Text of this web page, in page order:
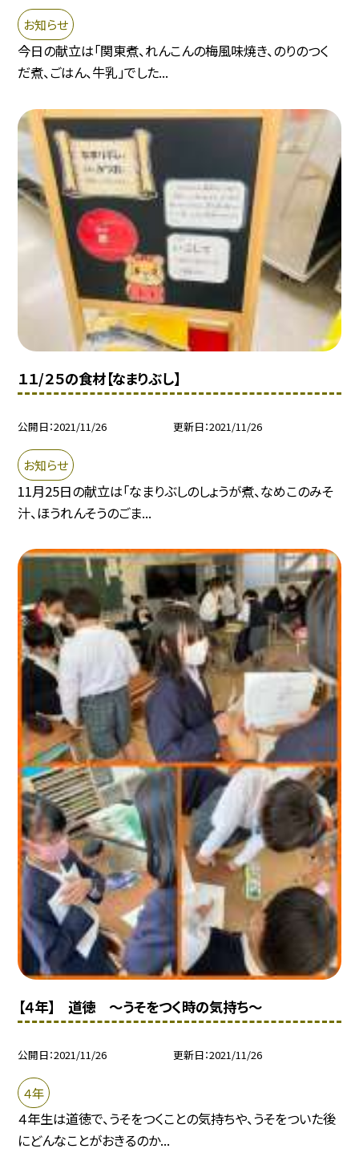
お知らせ
今日の献立は「関東煮、れんこんの梅風味焼き、のりのつく
だ煮、ごはん、牛乳」でした...
１１/２５の食材【なまりぶし】
公開日 2021/11/26 更新日 2021/11/26
お知らせ
11月25日の献立は「なまりぶしのしょうが煮、なめこのみそ
汁、ほうれんそうのごま...
【４年】 道徳 〜うそをつく時の気持ち〜
公開日 2021/11/26 更新日 2021/11/26
４年
４年生は道徳で、うそをつくことの気持ちや、うそをついた後
にどんなことがおきるのか...